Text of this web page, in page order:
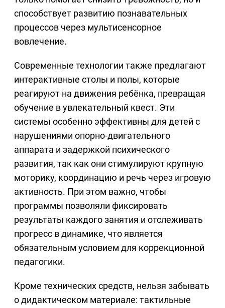
способствует развитию познавательных
процессов через мультисенсорное
вовлечение.
Современные технологии также предлагают
интерактивные столы и полы, которые
реагируют на движения ребёнка, превращая
обучение в увлекательный квест. Эти
системы особенно эффективны для детей с
нарушениями опорно-двигательного
аппарата и задержкой психического
развития, так как они стимулируют крупную
моторику, координацию и речь через игровую
активность. При этом важно, чтобы
программы позволяли фиксировать
результаты каждого занятия и отслеживать
прогресс в динамике, что является
обязательным условием для коррекционной
педагогики.
Кроме технических средств, нельзя забывать
о дидактическом материале: тактильные